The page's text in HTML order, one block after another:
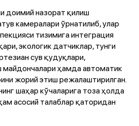
доимий назорат қилиш
камералари ўрнатилиб, улар
тизимига интеграция
экологик датчиклар, тунги
сув қудуқлари,
ҳамда автоматик
жорий этиш режалаштирилган.
шаҳар кўчаларига тоза ҳолда
асосий талаблар қаторидан